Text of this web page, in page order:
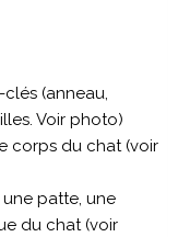
(anneau,
Voir photo)
corps du chat (voir
patte, une
du chat (voir